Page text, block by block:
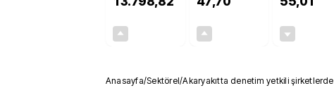
Anasayfa/Sektörel/Akaryakıtta denetim yetkili şirketlerde